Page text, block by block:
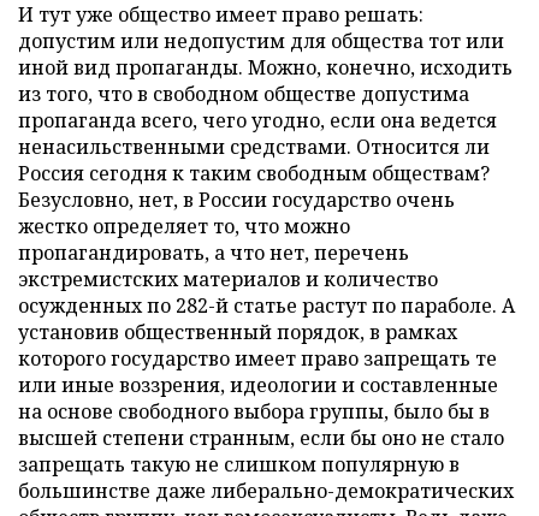
И тут уже общество имеет право решать:
допустим или недопустим для общества тот или
иной вид пропаганды. Можно, конечно, исходить
из того, что в свободном обществе допустима
пропаганда всего, чего угодно, если она ведется
ненасильственными средствами. Относится ли
Россия сегодня к таким свободным обществам?
Безусловно, нет, в России государство очень
жестко определяет то, что можно
пропагандировать, а что нет, перечень
экстремистских материалов и количество
осужденных по 282-й статье растут по параболе. А
установив общественный порядок, в рамках
которого государство имеет право запрещать те
или иные воззрения, идеологии и составленные
на основе свободного выбора группы, было бы в
высшей степени странным, если бы оно не стало
запрещать такую не слишком популярную в
большинстве даже либерально-демократических